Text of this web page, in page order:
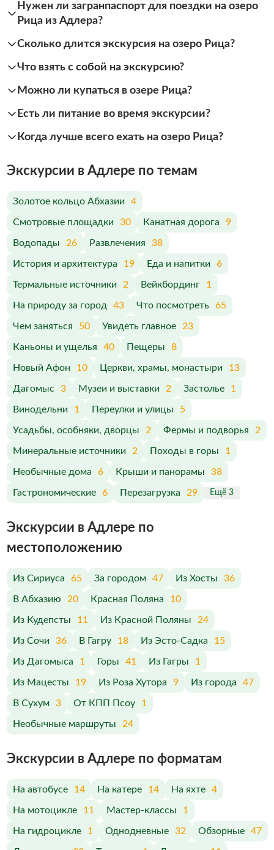
Нужен ли загранпаспорт для поездки на озеро
Рица из Адлера?
Сколько длится экскурсия на озеро Рица?
Что взять с собой на экскурсию?
Можно ли купаться в озере Рица?
Есть ли питание во время экскурсии?
Когда лучше всего ехать на озеро Рица?
Экскурсии в Адлере по темам
Золотое кольцо Абхазии 4
Смотровые площадки 30 Канатная дорога 9
Водопады 26 Развлечения 38
История и архитектура 19 Еда и напитки 6
Термальные источники 2 Вейкбординг 1
На природу за город 43 Что посмотреть 65
Чем заняться 50 Увидеть главное 23
Каньоны и ущелья 40 Пещеры 8
Новый Афон 10 Церкви, храмы, монастыри 13
Дагомыс 3 Музеи и выставки 2 Застолье 1
Винодельни 1 Переулки и улицы 5
Усадьбы, особняки, дворцы 2 Фермы и подворья 2
Минеральные источники 2 Походы в горы 1
Необычные дома 6 Крыши и панорамы 38
Гастрономические 6 Перезагрузка 29 Ещё 3
Экскурсии в Адлере по
меcтоположению
Из Сириуса 65 За городом 47 Из Хосты 36
В Абхазию 20 Красная Поляна 10
Из Кудепсты 11 Из Красной Поляны 24
Из Сочи 36 В Гагру 18 Из Эсто-Садка 15
Из Дагомыса 1 Горы 41 Из Гагры 1
Из Мацесты 19 Из Роза Хутора 9 Из города 47
В Сухум 3 От КПП Псоу 1
Необычные маршруты 24
Экскурсии в Адлере по форматам
На автобусе 14 На катере 14 На яхте 4
На мотоцикле 11 Мастер-классы 1
На гидроцикле 1 Однодневные 32 Обзорные 47